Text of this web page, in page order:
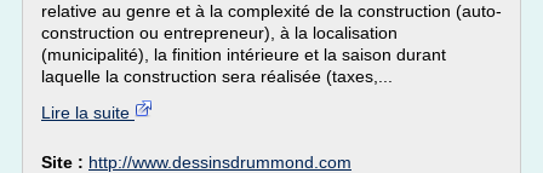
relative au genre et à la complexité de la construction (auto-
construction ou entrepreneur), à la localisation
(municipalité), la finition intérieure et la saison durant
laquelle la construction sera réalisée (taxes,...
Lire la suite
Site : http://www.dessinsdrummond.com